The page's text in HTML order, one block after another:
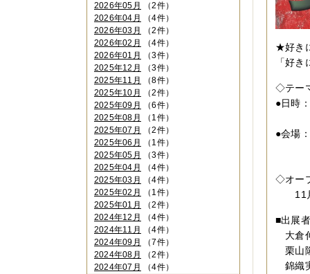
★好き
「好
◇テー
●日時
●会場
◇オー
11月
■出展者
大倉
栗山
錦織
2026年05月
（2件）
2026年04月
（4件）
2026年03月
（2件）
2026年02月
（4件）
2026年01月
（3件）
2025年12月
（3件）
2025年11月
（8件）
2025年10月
（2件）
2025年09月
（6件）
2025年08月
（1件）
2025年07月
（2件）
2025年06月
（1件）
2025年05月
（3件）
2025年04月
（4件）
2025年03月
（4件）
2025年02月
（1件）
2025年01月
（2件）
2024年12月
（4件）
2024年11月
（4件）
2024年09月
（7件）
2024年08月
（2件）
2024年07月
（4件）